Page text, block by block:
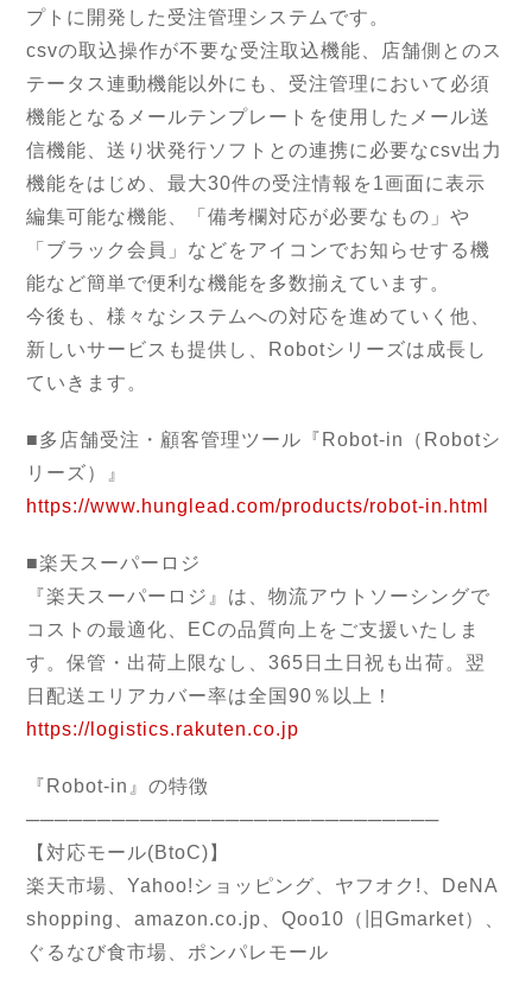
プトに開発した受注管理システムです。
csvの取込操作が不要な受注取込機能、店舗側とのス
テータス連動機能以外にも、受注管理において必須
機能となるメールテンプレートを使用したメール送
信機能、送り状発行ソフトとの連携に必要なcsv出力
機能をはじめ、最大30件の受注情報を1画面に表示
編集可能な機能、「備考欄対応が必要なもの」や
「ブラック会員」などをアイコンでお知らせする機
能など簡単で便利な機能を多数揃えています。
今後も、様々なシステムへの対応を進めていく他、
新しいサービスも提供し、Robotシリーズは成長し
ていきます。
■多店舗受注・顧客管理ツール『Robot-in（Robotシ
リーズ）』
https://www.hunglead.com/products/robot-in.html
■楽天スーパーロジ
『楽天スーパーロジ』は、物流アウトソーシングで
コストの最適化、ECの品質向上をご支援いたしま
す。保管・出荷上限なし、365日土日祝も出荷。翌
日配送エリアカバー率は全国90％以上！
https://logistics.rakuten.co.jp
『Robot-in』の特徴
─────────────────────────────
【対応モール(BtoC)】
楽天市場、Yahoo!ショッピング、ヤフオク!、DeNA
shopping、amazon.co.jp、Qoo10（旧Gmarket）、
ぐるなび食市場、ポンパレモール